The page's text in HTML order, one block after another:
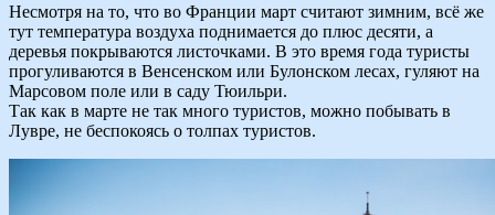
Несмотря на то, что во Франции март считают зимним, всё же
тут температура воздуха поднимается до плюс десяти, а
деревья покрываются листочками. В это время года туристы
прогуливаются в Венсенском или Булонском лесах, гуляют на
Марсовом поле или в саду Тюильри.
Так как в марте не так много туристов, можно побывать в
Лувре, не беспокоясь о толпах туристов.